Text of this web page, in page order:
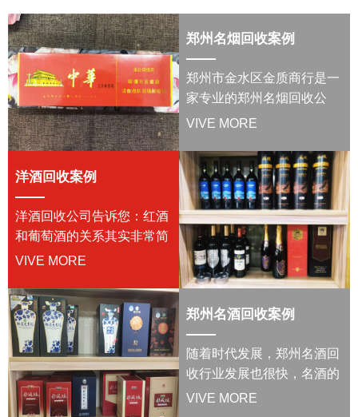
郑州名烟回收案例
郑州市金水区金质商行是一
家专业的郑州名烟回收公
司，可上门服务，回收价格
密，欢迎新老客户前来咨
询。...
VIVE MORE
洋酒回收案例
洋酒回收公司告诉您：红酒
和葡萄酒的关系其实非常简
单，红酒是红葡萄酒的简
的关系就是，红酒是属于葡
萄酒中的一种，而葡萄酒并
不一定是红酒，我们所说的
葡萄酒是将红酒包含在内
的。在国外葡......
VIVE MORE
郑州名酒回收案例
随着时代发展，郑州名酒回
收行业发展也很快，名酒的
珍藏价值越来越高，现在有
VIVE MORE